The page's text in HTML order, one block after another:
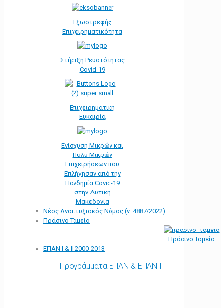
Εξωστρεφής
Επιχειρηματικότητα
Στήριξη Ρευστότητας
Covid-19
Επιχειρηματική
Ευκαιρία
Ενίσχυση Μικρών και
Πολύ Μικρών
Επιχειρήσεων που
Επλήγησαν από την
Πανδημία Covid-19
στην Δυτική
Μακεδονία
Νέος Αναπτυξιακός Νόμος (ν. 4887/2022)
Πράσινο Ταμείο
Πράσινο Ταμείο
ΕΠΑΝ Ι & ΙΙ 2000-2013
Προγράμματα ΕΠΑΝ & ΕΠΑΝ ΙΙ